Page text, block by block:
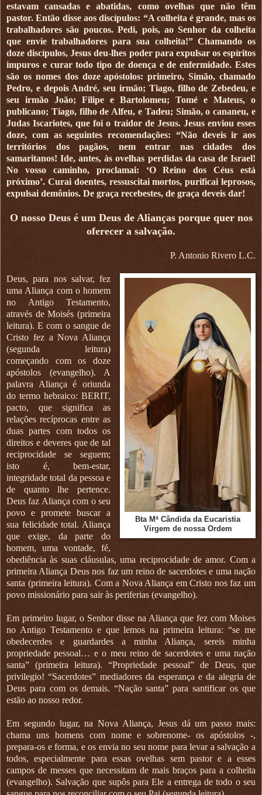
estavam cansadas e abatidas, como ovelhas que não têm
pastor. Então disse aos discípulos: “A colheita é grande, mas os
trabalhadores são poucos. Pedi, pois, ao Senhor da colheita
que envie trabalhadores para sua colheita!” Chamando os
doze discípulos, Jesus deu-lhes poder para expulsar os espíritos
impuros e curar todo tipo de doença e de enfermidade. Estes
são os nomes dos doze apóstolos: primeiro, Simão, chamado
Pedro, e depois André, seu irmão; Tiago, filho de Zebedeu, e
seu irmão João; Filipe e Bartolomeu; Tomé e Mateus, o
publicano; Tiago, filho de Alfeu, e Tadeu; Simão, o cananeu, e
Judas Iscariotes, que foi o traidor de Jesus. Jesus enviou esses
doze, com as seguintes­ recomendações: “Não deveis ir aos
territó­rios dos pagãos, nem entrar nas cidades dos
samaritanos! Ide, antes, às ovelhas perdidas da casa de Israel!
No vosso caminho, pro­clamai: ‘O Reino dos Céus está
próximo’. Curai doentes, ressuscitai mortos, purificai leprosos,
expulsai demônios. De graça recebestes, de graça deveis dar!
O nosso Deus é um Deus de Alianças porque quer nos
oferecer a salvação.
P. Antonio Rivero L.C.
Bta Mª Cândida da Eucaristia
Virgem de nossa Ordem
Deus, para nos salvar, fez
uma Aliança com o homem
no Antigo Testamento,
através de Moisés (primeira
leitura). E com o sangue de
Cristo fez a Nova Aliança
(segunda leitura)
começando com os doze
apóstolos (evangelho). A
palavra Aliança é oriunda
do termo hebraico: BERIT,
pacto, que significa as
relações recíprocas entre as
duas partes com todos os
direitos e deveres que de tal
reciprocidade se seguem;
isto é, bem-estar,
integridade total da pessoa e
de quanto lhe pertence.
Deus faz Aliança com o seu
povo e promete buscar a
sua felicidade total. Aliança
que exige, da parte do
homem, uma vontade, fé,
obediência às suas cláusulas, uma reciprocidade de amor. Com a
primeira Aliança Deus nos faz um reino de sacerdotes e uma nação
santa (primeira leitura). Com a Nova Aliança em Cristo nos faz um
povo missionário para sair às periferias (evangelho).
Em primeiro lugar, o Senhor disse na Aliança que fez com Moises
no Antigo Testamento e que lemos na primeira leitura: “se me
obedecerdes e guardardes a minha Aliança, sereis minha
propriedade pessoal… e o meu reino de sacerdotes e uma nação
santa” (primeira leitura). “Propriedade pessoal” de Deus, que
privilegio! “Sacerdotes” mediadores da esperança e da alegria de
Deus para com os demais. “Nação santa” para santificar os que
estão ao nosso redor.
Em segundo lugar, na Nova Aliança, Jesus dá um passo mais:
chama uns homens com nome e sobrenome- os apóstolos -,
prepara-os e forma, e os envia no seu nome para levar a salvação a
todos, especialmente para essas ovelhas sem pastor e a esses
campos de messes que necessitam de mais braços para a colheita
(evangelho). Salvação que supôs para Ele a entrega de todo o seu